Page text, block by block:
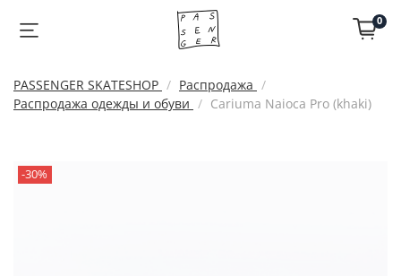
0
PASSENGER SKATESHOP
Распродажа
Распродажа одежды и обуви
Cariuma Naioca Pro (khaki)
-30%